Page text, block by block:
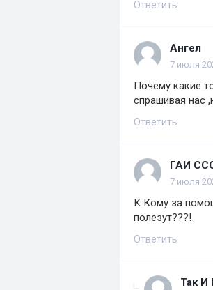
Ответить
Ангел
7 июля
Почему какие
спрашивая нас
Ответить
ГАИ
7 июля
К Кому за
полезут???!
Ответить
Так И